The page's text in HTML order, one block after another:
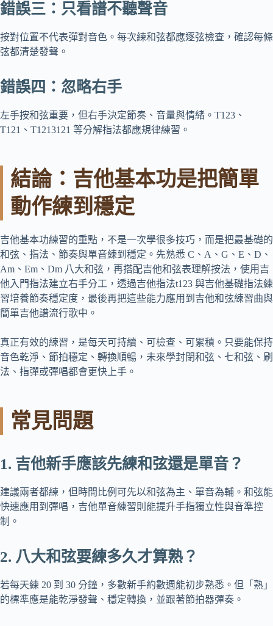
錯誤三：只看譜不聽聲音
按對位置不代表彈對音色。每次練和弦都應逐弦檢查，確認每條
弦都清楚發聲。
錯誤四：忽略右手
左手按和弦重要，但右手決定節奏、音量與情緒。T123、
T121、T1213121 等分解指法都應規律練習。
結論：吉他基本功是把簡單
動作練到穩定
吉他基本功練習的重點，不是一次學很多技巧，而是把最基礎的
和弦、指法、節奏與單音練到穩定。先熟悉 C、A、G、E、D、
Am、Em、Dm 八大和弦，再搭配吉他和弦表理解按法，使用吉
他入門指法建立右手分工，透過吉他指法t123 與吉他基礎指法練
習培養節奏穩定度，最後再把這些能力應用到吉他和弦練習曲與
簡單吉他譜流行歌中。
真正有效的練習，是每天可持續、可檢查、可累積。只要能保持
音色乾淨、節拍穩定、轉換順暢，未來學封閉和弦、七和弦、刷
法、指彈或彈唱都會更快上手。
常見問題
1. 吉他新手應該先練和弦還是單音？
建議兩者都練，但時間比例可先以和弦為主、單音為輔。和弦能
快速應用到彈唱，吉他單音練習則能提升手指獨立性與音準控
制。
2. 八大和弦要練多久才算熟？
若每天練 20 到 30 分鐘，多數新手約數週能初步熟悉。但「熟」
的標準應是能乾淨發聲、穩定轉換，並跟著節拍器彈奏。